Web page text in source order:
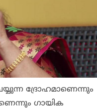
ദ്രോഹമാണെന്നും
ഗായിക